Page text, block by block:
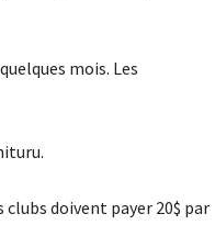
mois. Les
doivent payer 20$ par